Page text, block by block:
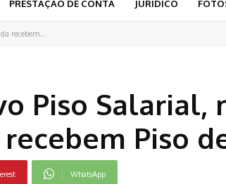
PRESTAÇÃO DE CONTA JURÍDICO
recebem...
Piso Salarial,
Piso
WhatsApp